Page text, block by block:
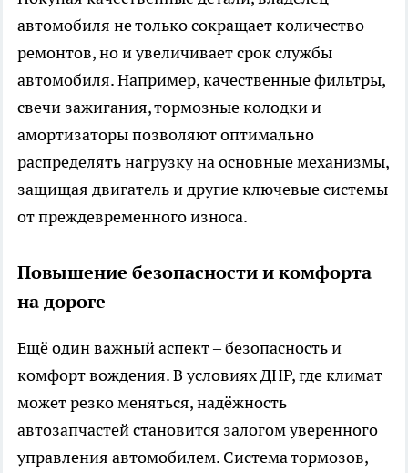
автомобиля не только сокращает количество
ремонтов, но и увеличивает срок службы
автомобиля. Например, качественные фильтры,
свечи зажигания, тормозные колодки и
амортизаторы позволяют оптимально
распределять нагрузку на основные механизмы,
защищая двигатель и другие ключевые системы
от преждевременного износа.
Повышение безопасности и комфорта
на дороге
Ещё один важный аспект – безопасность и
комфорт вождения. В условиях ДНР, где климат
может резко меняться, надёжность
автозапчастей становится залогом уверенного
управления автомобилем. Система тормозов,